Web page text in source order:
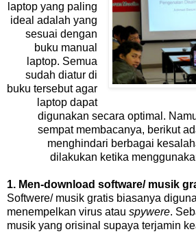
laptop yang paling
ideal adalah yang
sesuai dengan
buku manual
laptop. Semua
sudah diatur di
buku tersebut agar
laptop dapat
digunakan secara optimal.
sempat membacanya, berikut
menghindari berbagai
dilakukan ketika
1. Men-download software/ musik
Softwere/ musik gratis biasanya
menempelkan virus atau spywere.
musik yang orisinal supaya terjamin